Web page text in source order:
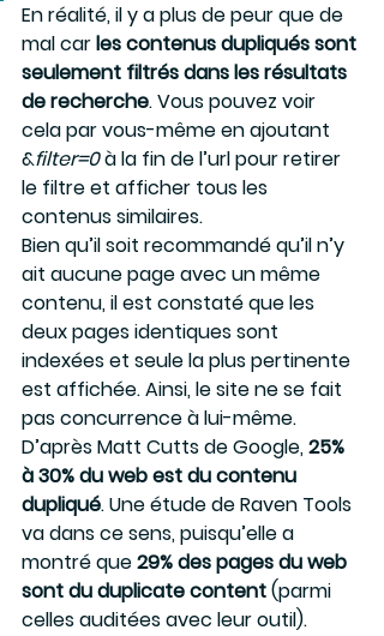
En réalité, il y a plus de peur que de
mal car les contenus dupliqués sont
seulement filtrés dans les résultats
de recherche. Vous pouvez voir
cela par vous-même en ajoutant
&filter=0 à la fin de l’url pour retirer
le filtre et afficher tous les
contenus similaires.
Bien qu’il soit recommandé qu’il n’y
ait aucune page avec un même
contenu, il est constaté que les
deux pages identiques sont
indexées et seule la plus pertinente
est affichée. Ainsi, le site ne se fait
pas concurrence à lui-même.
D’après Matt Cutts de Google, 25%
à 30% du web est du contenu
dupliqué. Une étude de Raven Tools
va dans ce sens, puisqu’elle a
montré que 29% des pages du web
sont du duplicate content (parmi
celles auditées avec leur outil).